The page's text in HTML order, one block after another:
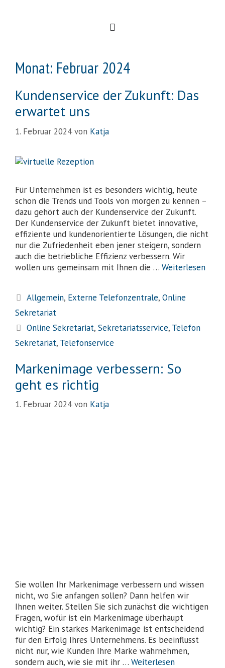
Monat: Februar 2024
Kundenservice der Zukunft: Das
erwartet uns
1. Februar 2024 von Katja
Für Unternehmen ist es besonders wichtig, heute
schon die Trends und Tools von morgen zu kennen –
dazu gehört auch der Kundenservice der Zukunft.
Der Kundenservice der Zukunft bietet innovative,
effiziente und kundenorientierte Lösungen, die nicht
nur die Zufriedenheit eben jener steigern, sondern
auch die betriebliche Effizienz verbessern. Wir
wollen uns gemeinsam mit Ihnen die … Weiterlesen
Allgemein, Externe Telefonzentrale,Online
Sekretariat
Online Sekretariat,Sekretariatsservice, Telefon
Sekretariat, Telefonservice
Markenimage verbessern: So
geht es richtig
1. Februar 2024 von Katja
Sie wollen Ihr Markenimage verbessern und wissen
nicht, wo Sie anfangen sollen? Dann helfen wir
Ihnen weiter. Stellen Sie sich zunächst die wichtigen
Fragen, wofür ist ein Markenimage überhaupt
wichtig? Ein starkes Markenimage ist entscheidend
für den Erfolg Ihres Unternehmens. Es beeinflusst
nicht nur, wie Kunden Ihre Marke wahrnehmen,
sondern auch, wie sie mit ihr … Weiterlesen